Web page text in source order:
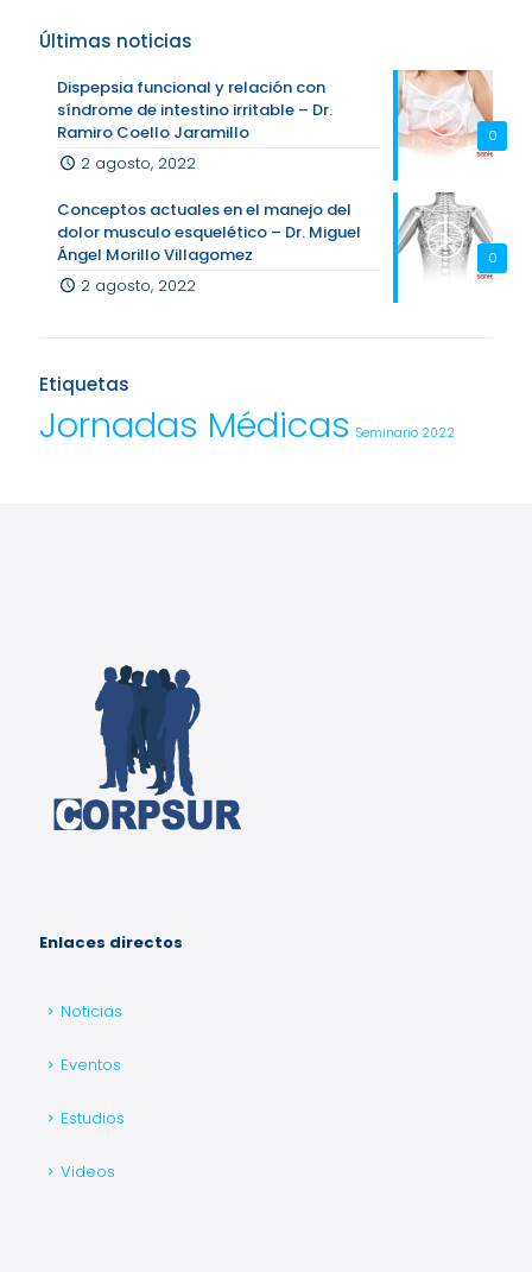
Últimas noticias
0
Dispepsia funcional y relación con
síndrome de intestino irritable – Dr.
Ramiro Coello Jaramillo
2 agosto, 2022
0
Conceptos actuales en el manejo del
dolor musculo esquelético – Dr. Miguel
Ángel Morillo Villagomez
2 agosto, 2022
Etiquetas
Jornadas Médicas Seminario 2022
Enlaces directos
Noticias
Eventos
Estudios
Videos